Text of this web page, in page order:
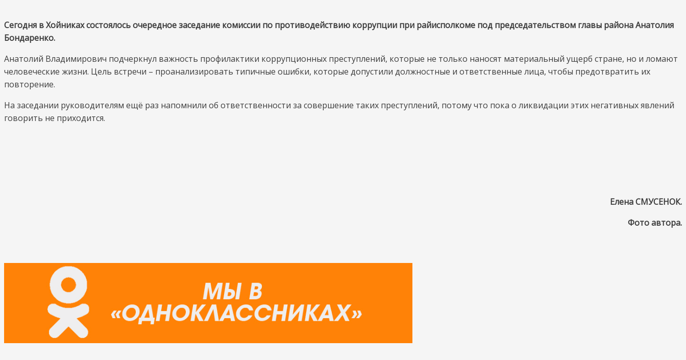
профилактика
Сегодня в Хойниках состоялось очередное заседание комиссии по противодействию коррупции при райисполкоме под председательством главы района Анатолия
Бондаренко.
Анатолий Владимирович подчеркнул важность профилактики коррупционных преступлений, которые не только наносят материальный ущерб стране, но и ломают
человеческие жизни. Цель встречи – проанализировать типичные ошибки, которые допустили должностные и ответственные лица, чтобы предотвратить их
повторение.
На заседании руководителям ещё раз напомнили об ответственности за совершение таких преступлений, потому что пока о ликвидации этих негативных явлений
говорить не приходится.
Елена СМУСЕНОК.
Фото автора.